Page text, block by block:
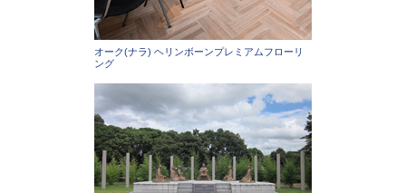
オーク(ナラ) ヘリンボーンプレミアムフローリ
ング